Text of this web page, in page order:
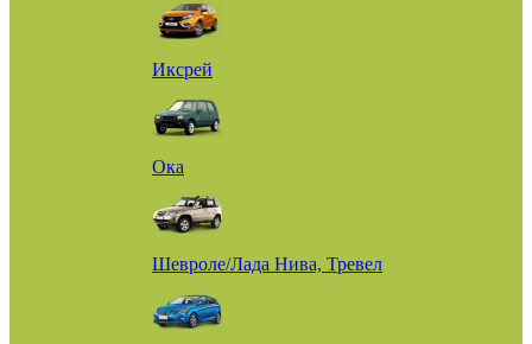
Иксрей
Ока
Шевроле/Лада Нива, Тревел